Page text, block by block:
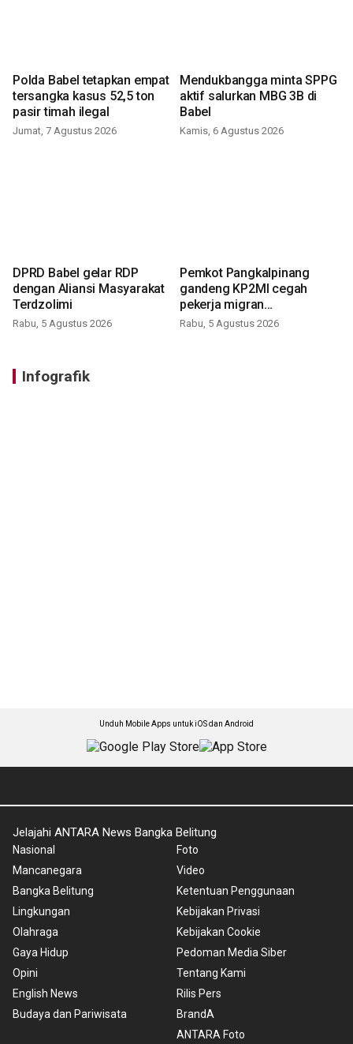
Polda Babel tetapkan empat
tersangka kasus 52,5 ton
pasir timah ilegal
Jumat, 7 Agustus 2026
Mendukbangga minta SPPG
aktif salurkan MBG 3B di
Babel
Kamis, 6 Agustus 2026
DPRD Babel gelar RDP
dengan Aliansi Masyarakat
Terdzolimi
Rabu, 5 Agustus 2026
Pemkot Pangkalpinang
gandeng KP2MI cegah
pekerja migran
nonprosedural
Rabu, 5 Agustus 2026
Infografik
Unduh Mobile Apps untuk iOS dan Android
Jelajahi ANTARA News Bangka Belitung
Nasional
Mancanegara
Bangka Belitung
Lingkungan
Olahraga
Gaya Hidup
Opini
English News
Budaya dan Pariwisata
Foto
Video
Ketentuan Penggunaan
Kebijakan Privasi
Kebijakan Cookie
Pedoman Media Siber
Tentang Kami
Rilis Pers
BrandA
ANTARA Foto